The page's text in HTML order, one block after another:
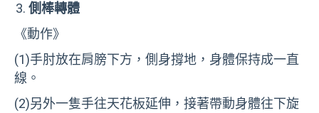
側棒轉體
《動作》
(1)手肘放在肩膀下方，側身撐地，身體保持成一直
線。
(2)另外一隻手往天花板延伸，接著帶動身體往下旋